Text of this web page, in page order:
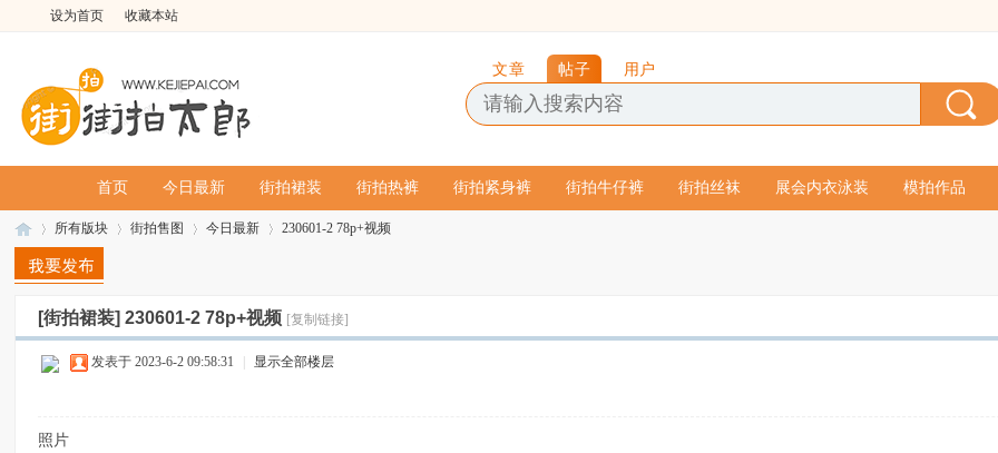
设为首页 收藏本站
文章 帖子 用户
首页 今日最新 街拍裙装 街拍热裤 街拍紧身裤 街拍牛仔裤 街拍丝袜 展会内衣泳装 模拍作品
»
所有版块
›
街拍售图
›
今日最新
›
230601-2 78p+视频
[街拍裙装]230601-2 78p+视频 [复制链接]
发表于 2023-6-2 09:58:31 显示全部楼层
照片